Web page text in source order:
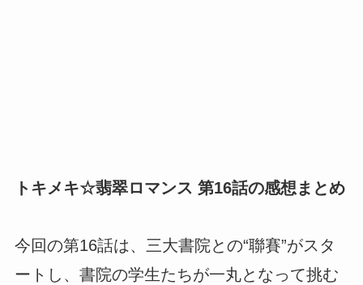
トキメキ☆翡翠ロマンス 第16話の感想まとめ
今回の第16話は、三大書院との“聯賽”がスタ
ートし、書院の学生たちが一丸となって挑む